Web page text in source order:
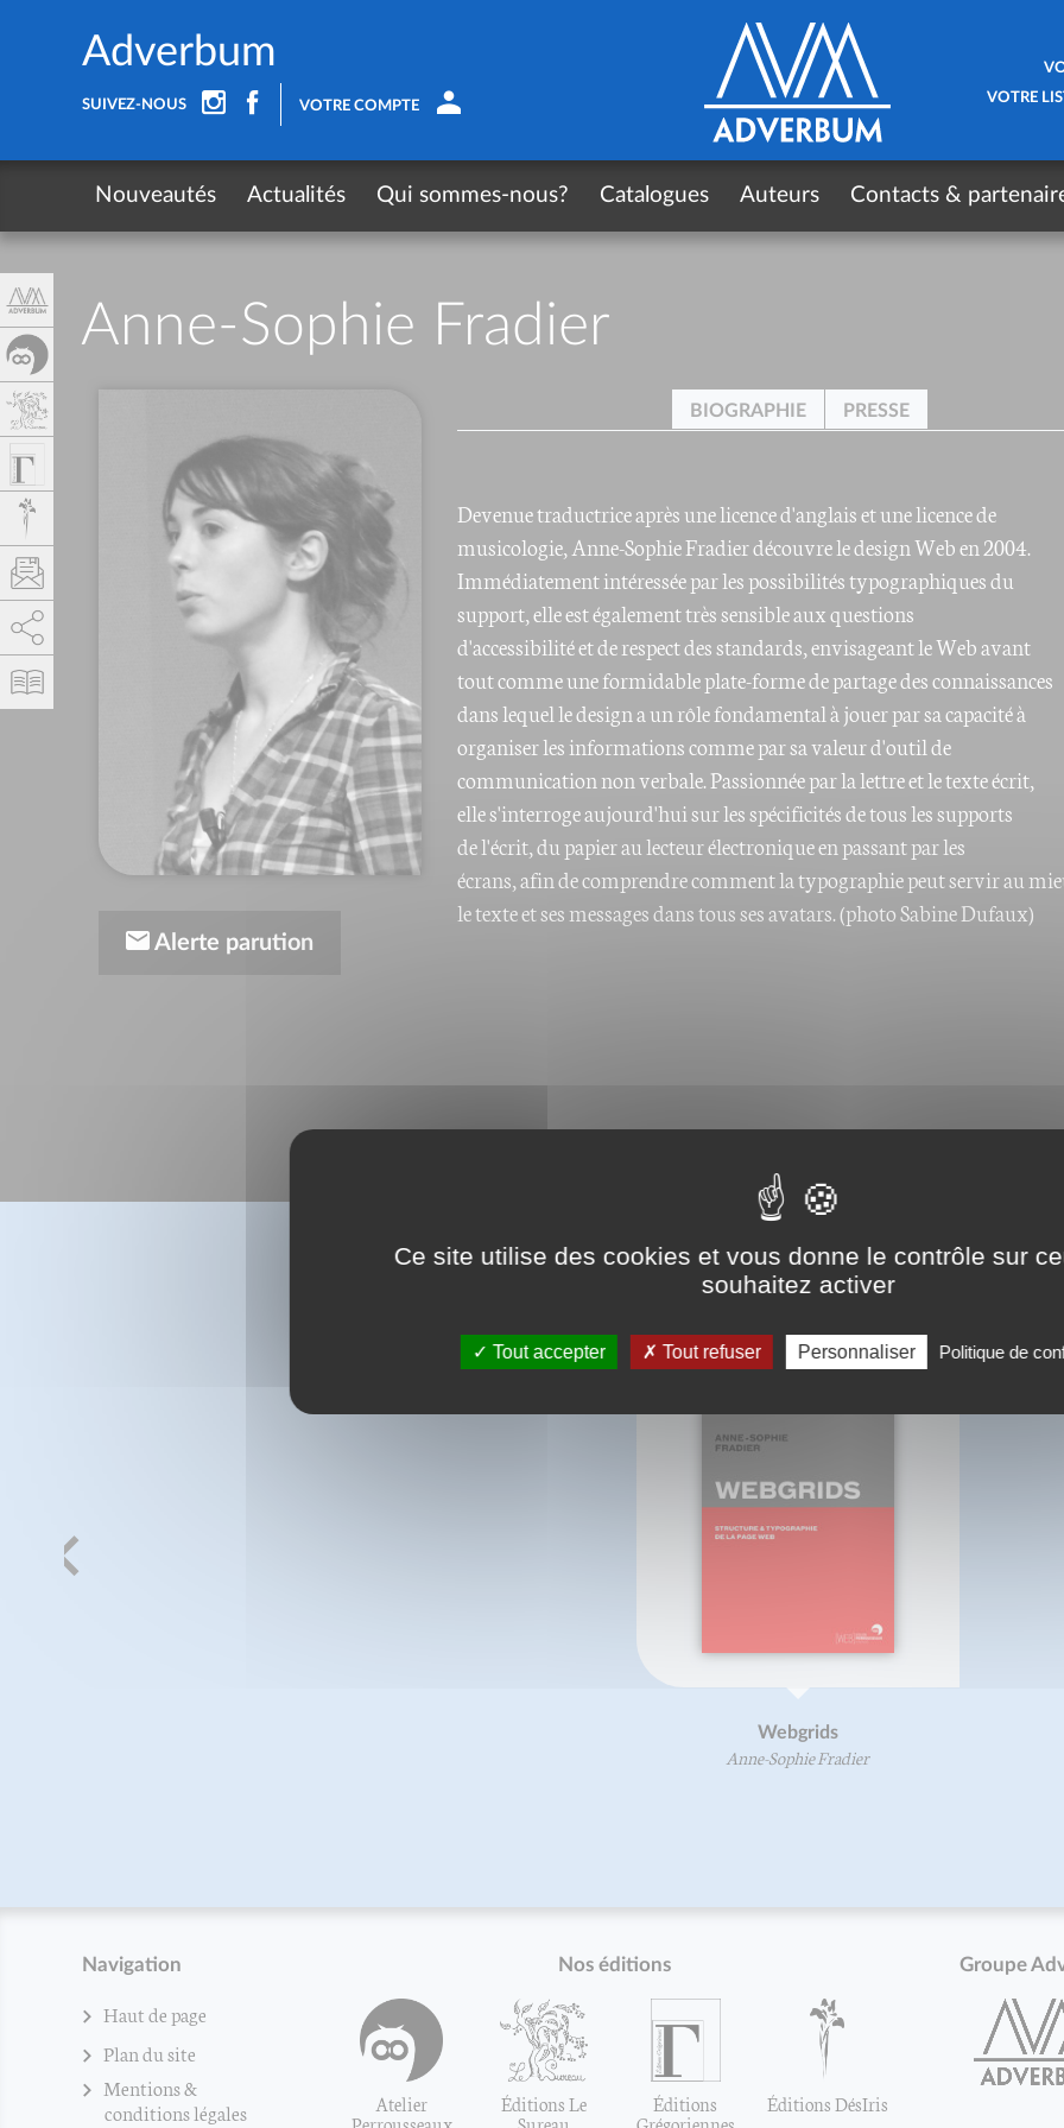
Anne-Sophie Fradier
Alerte parution
BIOGRAPHIE PRESSE
Devenue traductrice après une licence d'anglais et une licence de
musicologie, Anne-Sophie Fradier découvre le design Web en 2004.
Immédiatement intéressée par les possibilités typographiques du
support, elle est également très sensible aux questions
d'accessibilité et de respect des standards, envisageant le Web avant
tout comme une formidable plate-forme de partage des connaissances
dans lequel le design a un rôle fondamental à jouer par sa capacité à
organiser les informations comme par sa valeur d'outil de
communication non verbale. Passionnée par la lettre et le texte écrit,
elle s'interroge aujourd'hui sur les spécificités de tous les supports
de l'écrit, du papier au lecteur électronique en passant par les
écrans, afin de comprendre comment la typographie peut servir au
le texte et ses messages dans tous ses avatars. (photo Sabine Dufaux)
BIBLIOGRAPHIE
Webgrids
Anne-Sophie Fradier
Navigation
Haut de page
Plan du site
Mentions &
conditions légales
Nos éditions
Atelier Éditions Le Éditions Éditions DésIris
Groupe
Adverbum
SUIVEZ-NOUS VOTRE COMPTE
VOTRE
Nouveautés Actualités Qui sommes-nous? Catalogues Auteurs Contacts &
Autoriser
Ce site utilise des cookies et vous donne le contrôle sur
souhaitez activer
Tout accepter Tout refuser Personnaliser Politique de